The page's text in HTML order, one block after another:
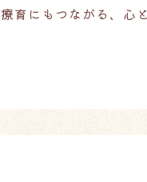
療育にもつながる、心